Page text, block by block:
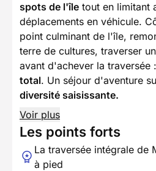
spots de l'île tout en limitant
déplacements en véhicule.
point culminant de l'île,
terre de cultures, traverser
avant d'achever la traversée :
total. Un séjour d'aventure
diversité saisissante.
Voir plus
Les points forts
La traversée intégrale de
à pied